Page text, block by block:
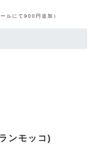
ルにて900円追加）
ンモッコ)